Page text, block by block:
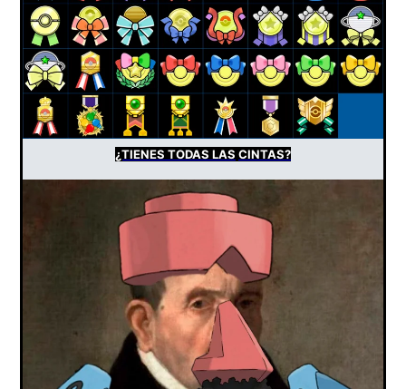
¿TIENES TODAS LAS CINTAS?